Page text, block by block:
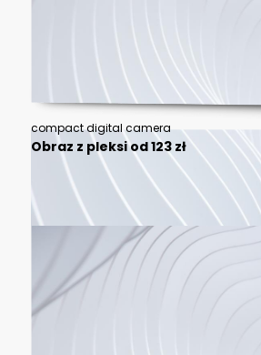
compact digital camera
Obraz z pleksi od 123 zł